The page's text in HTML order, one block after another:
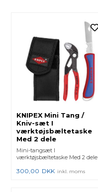
KNIPEX Mini Tang /
Kniv-sæt I
værktøjsbæltetaske
Med 2 dele
Mini-tangsæt I
værktøjsbæltetaske Med 2 dele
300,00 DKK inkl. moms